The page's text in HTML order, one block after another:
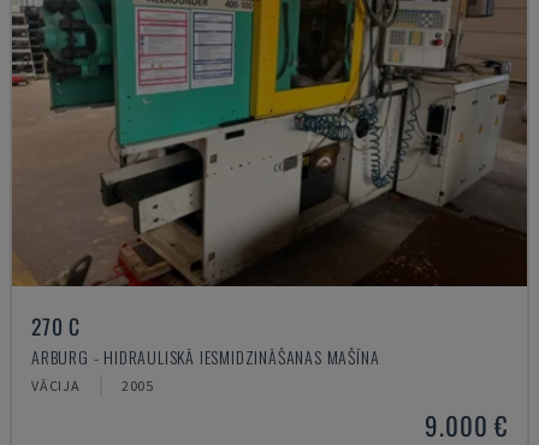
270 C
ARBURG - HIDRAULISKĀ IESMIDZINĀŠANAS MAŠĪNA
VĀCIJA 2005
9.000 €